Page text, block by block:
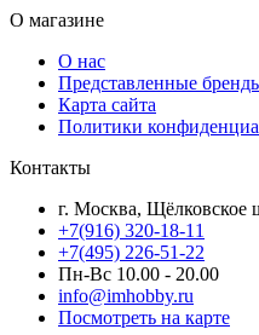
О магазине
О нас
Представленные
Карта сайта
Политики
Контакты
г. Москва, Щёлковское
+7(916) 320-18-11
+7(495) 226-51-22
Пн-Вс 10.00 - 20.00
info@imhobby.ru
Посмотреть на карте